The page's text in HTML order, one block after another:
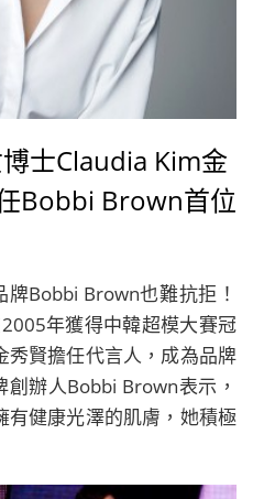
士Claudia Kim金
Bobbi Brown首位
Bobbi Brown也難抗拒！
年獲得中韓超模大賽冠
秀賢擔任代言人，成為品牌
辦人Bobbi Brown表示，
有健康光澤的肌膚，她積極